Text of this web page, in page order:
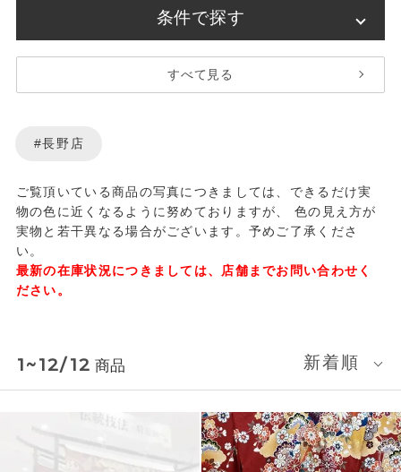
条件で探す
すべて見る
#長野店
ご覧頂いている商品の写真につきましては、できるだけ実
物の色に近くなるように努めておりますが、
色の見え方が
実物と若干異なる場合がございます。予めご了承くださ
い。
最新の在庫状況につきましては、店舗までお問い合わせく
ださい。
1~12/12 商品 新着順